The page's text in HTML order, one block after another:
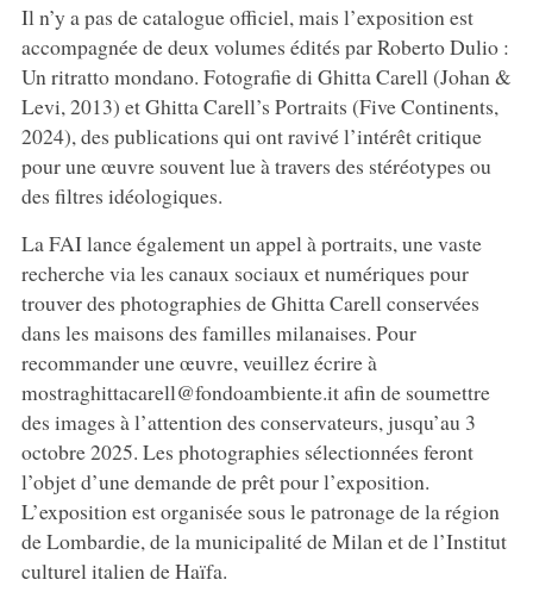
Il n’y a pas de catalogue officiel, mais l’exposition est
accompagnée de deux volumes édités par Roberto Dulio :
Un ritratto mondano. Fotografie di Ghitta Carell (Johan &
Levi, 2013) et Ghitta Carell’s Portraits (Five Continents,
2024), des publications qui ont ravivé l’intérêt critique
pour une œuvre souvent lue à travers des stéréotypes ou
des filtres idéologiques.
La FAI lance également un appel à portraits, une vaste
recherche via les canaux sociaux et numériques pour
trouver des photographies de Ghitta Carell conservées
dans les maisons des familles milanaises. Pour
recommander une œuvre, veuillez écrire à
mostraghittacarell@fondoambiente.it afin de soumettre
des images à l’attention des conservateurs, jusqu’au 3
octobre 2025. Les photographies sélectionnées feront
l’objet d’une demande de prêt pour l’exposition.
L’exposition est organisée sous le patronage de la région
de Lombardie, de la municipalité de Milan et de l’Institut
culturel italien de Haïfa.